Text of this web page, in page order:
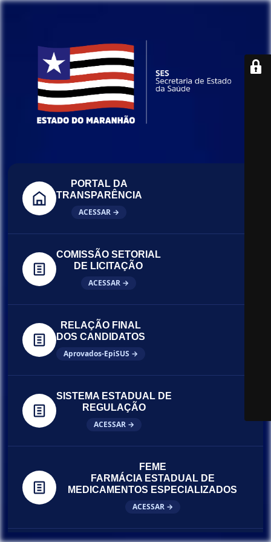
PORTAL DA
TRANSPARÊNCIA
ACESSAR →
COMISSÃO SETORIAL
DE LICITAÇÃO
ACESSAR →
RELAÇÃO FINAL
DOS CANDIDATOS
Aprovados-EpiSUS →
SISTEMA ESTADUAL DE
REGULAÇÃO
ACESSAR →
FEME
FARMÁCIA ESTADUAL DE
MEDICAMENTOS ESPECIALIZADOS
ACESSAR →